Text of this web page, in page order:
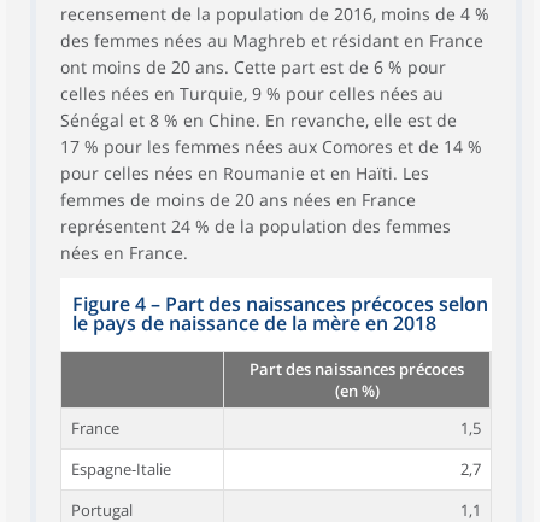
recensement de la population de 2016, moins de 4 %
des femmes nées au Maghreb et résidant en France
ont moins de 20 ans. Cette part est de 6 % pour
celles nées en Turquie, 9 % pour celles nées au
Sénégal et 8 % en Chine. En revanche, elle est de
17 % pour les femmes nées aux Comores et de 14 %
pour celles nées en Roumanie et en Haïti. Les
femmes de moins de 20 ans nées en France
représentent 24 % de la population des femmes
nées en France.
Figure 4 – Part des naissances précoces selon
le pays de naissance de la mère en 2018
Part des naissances précoces
(en %)
France
1,5
Espagne-Italie
2,7
Portugal
1,1